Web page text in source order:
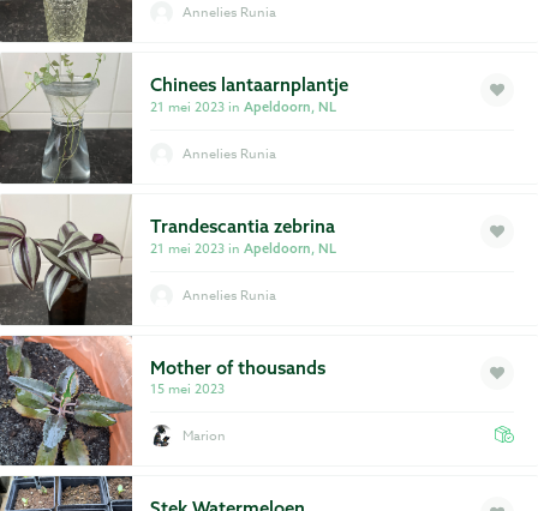
Annelies Runia
Chinees lantaarnplantje
21 mei 2023 in Apeldoorn, NL
Annelies Runia
Trandescantia zebrina
21 mei 2023 in Apeldoorn, NL
Annelies Runia
Mother of thousands
15 mei 2023
Marion